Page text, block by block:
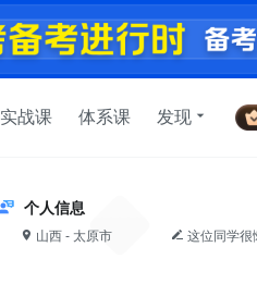
实战课 体系课 发现
个人信息
山西 - 太原市 这位同学很